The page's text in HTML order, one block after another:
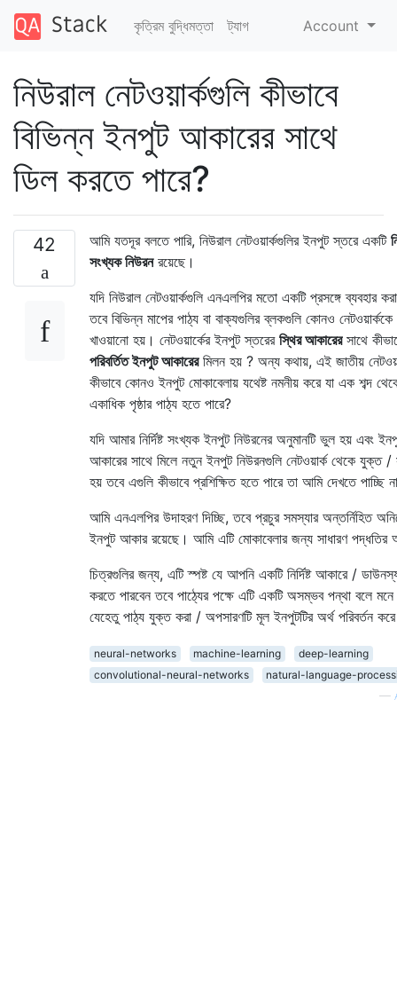
কৃত্রিম বুদ্ধিমত্তা ট্যাগ Account
নিউরাল নেটওয়ার্কগুলি কীভাবে
বিভিন্ন ইনপুট আকারের সাথে
ডিল করতে পারে?
42 আমি যতদূর বলতে পারি, নিউরাল নেটওয়ার্কগুলির ইনপুট স্তরে একটি
সংখ্যক নিউরনরয়েছে।
যদি নিউরাল নেটওয়ার্কগুলি এনএলপির মতো একটি প্রসঙ্গে ব্যবহার
তবে বিভিন্ন মাপের পাঠ্য বা বাক্যগুলির ব্লকগুলি কোনও নেটওয়ার্ককে
খাওয়ানো হয়। নেটওয়ার্কের ইনপুট স্তরের স্থির আকারেরসাথে
পরিবর্তিত ইনপুট আকারেরমিলন হয় ? অন্য কথায়, এই জাতীয়
কীভাবে কোনও ইনপুট মোকাবেলায় যথেষ্ট নমনীয় করে যা এক শব্দ
একাধিক পৃষ্ঠার পাঠ্য হতে পারে?
যদি আমার নির্দিষ্ট সংখ্যক ইনপুট নিউরনের অনুমানটি ভুল হয় এবং
আকারের সাথে মিলে নতুন ইনপুট নিউরনগুলি নেটওয়ার্ক থেকে যুক্ত /
হয় তবে এগুলি কীভাবে প্রশিক্ষিত হতে পারে তা আমি দেখতে পাচ্ছি
আমি এনএলপির উদাহরণ দিচ্ছি, তবে প্রচুর সমস্যার অন্তর্নিহিত
ইনপুট আকার রয়েছে। আমি এটি মোকাবেলার জন্য সাধারণ পদ্ধতির
চিত্রগুলির জন্য, এটি স্পষ্ট যে আপনি একটি নির্দিষ্ট আকারে /
করতে পারবেন তবে পাঠ্যের পক্ষে এটি একটি অসম্ভব পন্থা বলে মনে
যেহেতু পাঠ্য যুক্ত করা / অপসারণটি মূল ইনপুটটির অর্থ পরিবর্তন
neural-networks machine-learning
deep-learning
convolutional-neural-networks
natural-language-
—